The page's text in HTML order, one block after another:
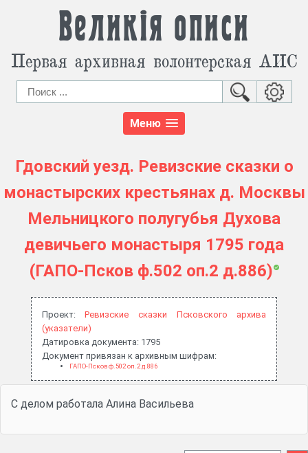
Великія описи
Первая архивная волонтерская АИС
Меню
Гдовский уезд. Ревизские сказки о
монастырских крестьянах д. Москвы
Мельницкого полугубья Духова
девичьего монастыря 1795 года
(ГАПО-Псков ф.502 оп.2 д.886)
Проект:Ревизские сказки Псковского архива
(указатели)
Датировка документа: 1795
Документ привязан к архивным шифрам:
ГАПО-Псков ф.502 оп.2 д.886
С делом работала Алина Васильева